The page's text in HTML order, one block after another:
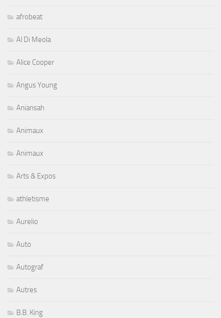
afrobeat
Al Di Meola
Alice Cooper
Angus Young
Aniansah
Animaux
Animaux
Arts & Expos
athletisme
Aurelio
Auto
Autograf
Autres
B.B. King